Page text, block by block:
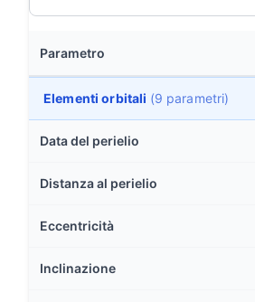
Parametro
Elementi orbitali (9 parametri)
Data del perielio
Distanza al perielio
Eccentricità
Inclinazione